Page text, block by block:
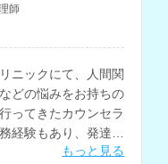
師
ニックにて、人間関
どの悩みをお持ちの
ってきたカウンセラ
経験もあり、発達に
関わってきた経験も
もっと見る